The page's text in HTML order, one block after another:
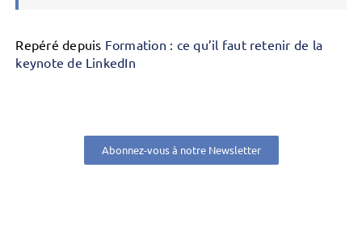
Repéré depuis Formation : ce qu’il faut retenir de la
keynote de LinkedIn
Abonnez-vous à notre Newsletter